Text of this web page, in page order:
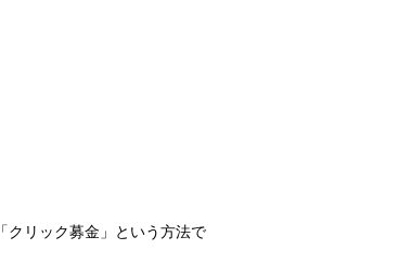
クリック募金」という方法で